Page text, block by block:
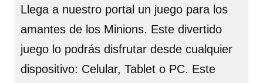
Llega a nuestro portal un juego para los
amantes de los Minions. Este divertido
juego lo podrás disfrutar desde cualquier
dispositivo: Celular, Tablet o PC. Este